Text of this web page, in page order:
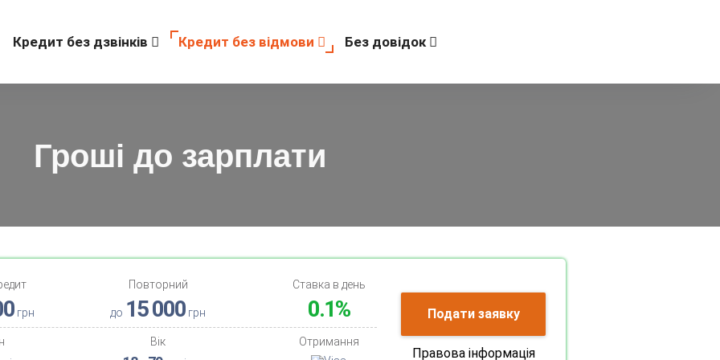
Кредит без дзвінків Кредит без відмови Без довідок
Гроші до зарплати
грн
Повторний
до 15 000грн
Ставка в день
0.1%
Вік Отримання
Подати заявку
Правова інформація